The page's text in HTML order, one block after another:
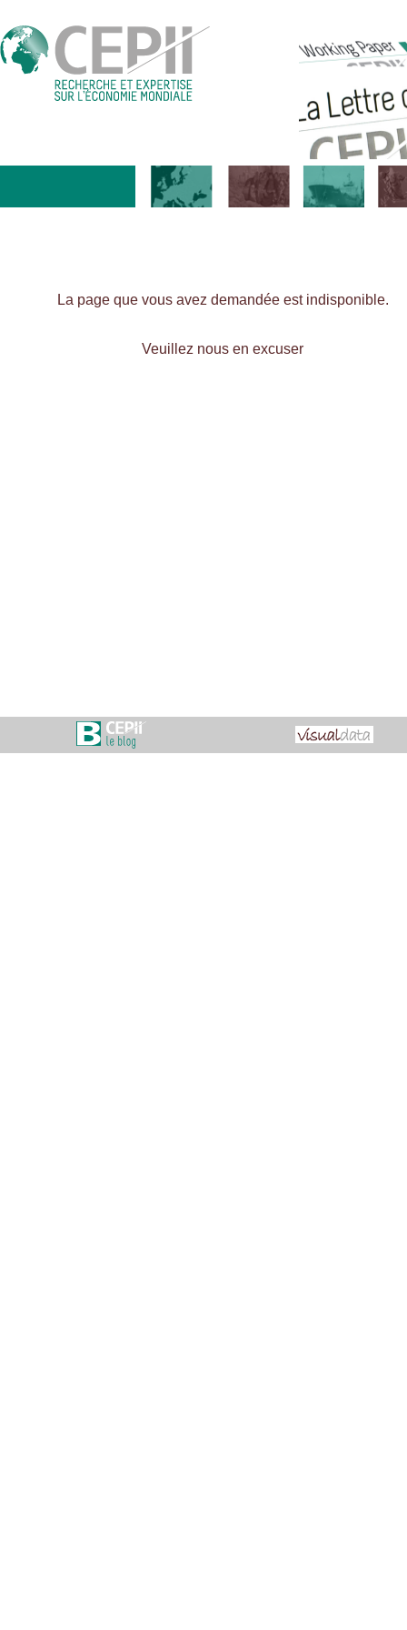
La page que vous avez demandée est indisponible.
Veuillez nous en excuser